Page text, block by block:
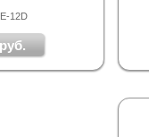
12D